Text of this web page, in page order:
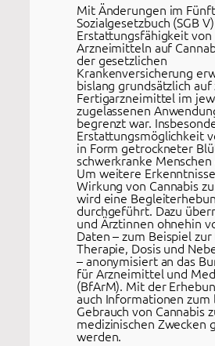
Mit Änderungen im
Sozialgesetzbuch (SGB
Erstattungsfähigkeit von
Arzneimitteln auf
der gesetzlichen
Krankenversicherung
bislang grundsätzlich auf
Fertigarzneimittel im
zugelassenen
begrenzt war.
Erstattungsmöglichkeit
in Form getrockneter
schwerkranke
Um weitere
Wirkung von Cannabis
wird eine
durchgeführt. Dazu
und Ärztinnen ohnehin
Daten – zum Beispiel zur
Therapie, Dosis und
– anonymisiert an das
für Arzneimittel und
(BfArM). Mit der
auch Informationen
Gebrauch von Cannabis
medizinischen Zwecken
werden.